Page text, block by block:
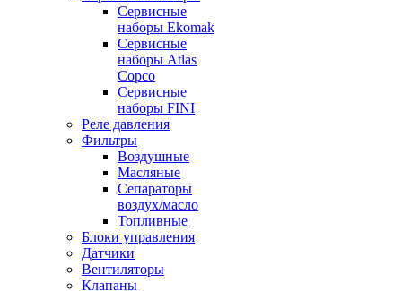
Сервисные
наборы Ekomak
Cервисные
наборы Atlas
Copco
Сервисные
наборы FINI
Реле давления
Фильтры
Воздушные
Масляные
Сепараторы
воздух/масло
Топливные
Блоки управления
Датчики
Вентиляторы
Клапаны